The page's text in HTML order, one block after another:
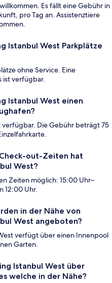
Es fällt eine Gebühr in
pro Tag an. Assistenztiere
Istanbul West Parkplätze
ohne Service. Eine
ist verfügbar.
Istanbul West einen
verfügbar. Die Gebühr beträgt 75
out-Zeiten hat
West?
Zeiten möglich: 15:00 Uhr–
12:00 Uhr.
in der Nähe von
West angeboten?
verfügt über einen Innenpool
Garten.
Istanbul West über
welche in der Nähe?